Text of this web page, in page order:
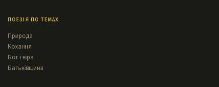
ПОЕЗІЯ ПО ТЕМАХ
Природа
Кохання
Бог і віра
Батьківщина